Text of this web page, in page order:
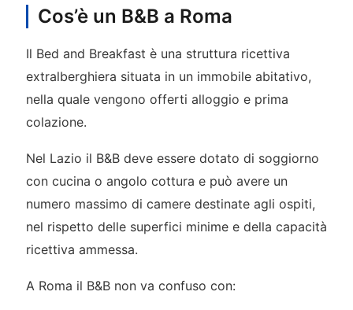
Cos’è un B&B a Roma
Il Bed and Breakfast è una struttura ricettiva
extralberghiera situata in un immobile abitativo,
nella quale vengono offerti alloggio e prima
colazione.
Nel Lazio il B&B deve essere dotato di soggiorno
con cucina o angolo cottura e può avere un
numero massimo di camere destinate agli ospiti,
nel rispetto delle superfici minime e della capacità
ricettiva ammessa.
A Roma il B&B non va confuso con: